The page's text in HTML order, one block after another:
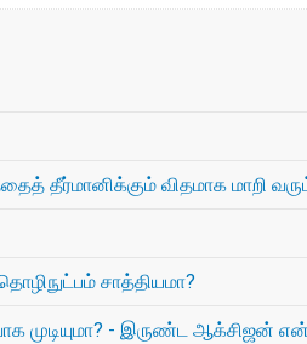
தீர்மானிக்கும் விதமாக மாறி
சாத்தியமா?
முடியுமா? - இருண்ட ஆக்சிஜன்